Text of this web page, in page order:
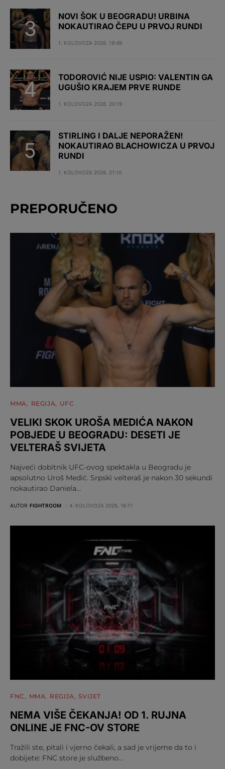
NOVI ŠOK U BEOGRADU! URBINA
NOKAUTIRAO ČEPU U PRVOJ RUNDI
1. KOLOVOZA 2026. 19:49
TODOROVIĆ NIJE USPIO: VALENTIN GA
UGUŠIO KRAJEM PRVE RUNDE
1. KOLOVOZA 2026. 20:19
STIRLING I DALJE NEPORAŽEN!
NOKAUTIRAO BLACHOWICZA U PRVOJ
RUNDI
1. KOLOVOZA 2026. 21:10
PREPORUČENO
MMA REGIJA UFC
VELIKI SKOK UROŠA MEDIĆA NAKON
POBJEDE U BEOGRADU: DESETI JE
VELTERAŠ SVIJETA
Najveći dobitnik UFC-ovog spektakla u Beogradu je
apsolutno Uroš Medić. Srpski velteraš je nakon 30 sekundi
nokautirao Daniela…
AUTOR FIGHTROOM 4. KOLOVOZA 2026. 16:11
FNC MMA REGIJA SVIJET
NEMA VIŠE ČEKANJA! OD 1. RUJNA
ONLINE JE FNC-OV STORE
Tražili ste, pitali i vjerno čekali, a sad je vrijeme da to i
dobijete: FNC store je službeno…